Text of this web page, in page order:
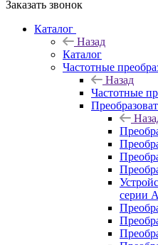
Заказать звонок
Каталог
Назад
Каталог
Частотные
Назад
Частотные
серии